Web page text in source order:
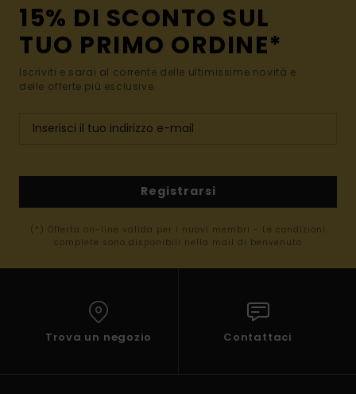
15% DI SCONTO SUL
TUO PRIMO ORDINE*
Iscriviti e sarai al corrente delle ultimissime novità e
delle offerte più esclusive.
Registrarsi
(*) Offerta on-line valida per i nuovi membri - Le condizioni
complete sono disponibili nella mail di benvenuto
Trova un negozio Contattaci